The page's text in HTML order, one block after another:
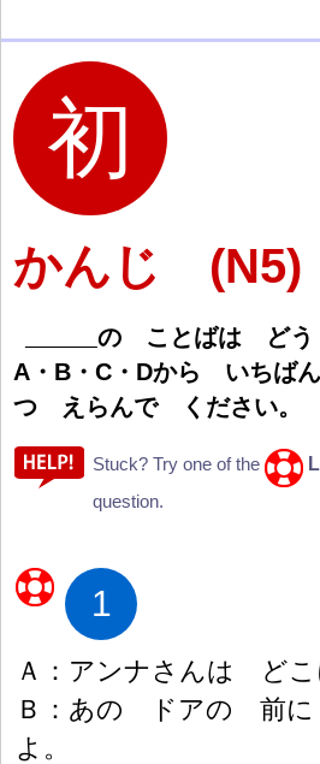
かんじ (N5)
の ことばは ど
A・B・C・Dから いちば
つ えらんで ください。
Stuck? Try one of the
question.
1
Ａ ： アンナさんは ど
Ｂ ： あの ドアの 前
よ。